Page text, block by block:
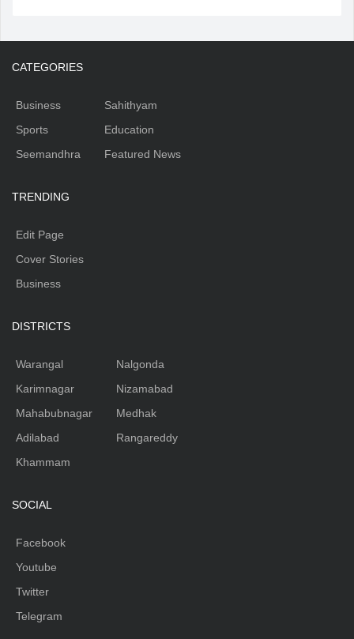
CATEGORIES
Business
Sports
Seemandhra
Sahithyam
Education
Featured News
TRENDING
Edit Page
Cover Stories
Business
DISTRICTS
Warangal
Karimnagar
Mahabubnagar
Adilabad
Khammam
Nalgonda
Nizamabad
Medhak
Rangareddy
SOCIAL
Facebook
Youtube
Twitter
Telegram